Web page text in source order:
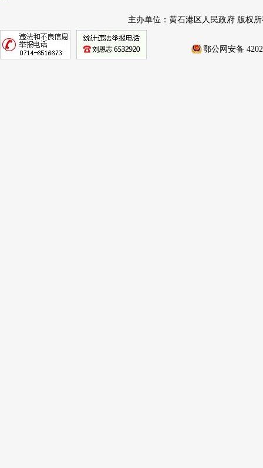
主办单位：黄石港区人民政府 版权
鄂公网安备